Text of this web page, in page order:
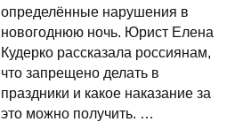
определённые нарушения в
новогоднюю ночь. Юрист Елена
Кудерко рассказала россиянам,
что запрещено делать в
праздники и какое наказание за
это можно получить. …